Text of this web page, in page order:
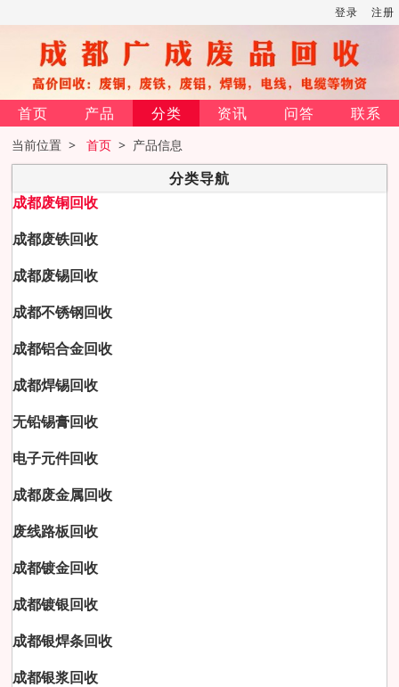
登录 注册
首页 产品 分类 资讯 问答 联系
当前位置 >首页 > 产品信息
分类导航
成都废铜回收
成都废铁回收
成都废锡回收
成都不锈钢回收
成都铝合金回收
成都焊锡回收
无铅锡膏回收
电子元件回收
成都废金属回收
废线路板回收
成都镀金回收
成都镀银回收
成都银焊条回收
成都银浆回收